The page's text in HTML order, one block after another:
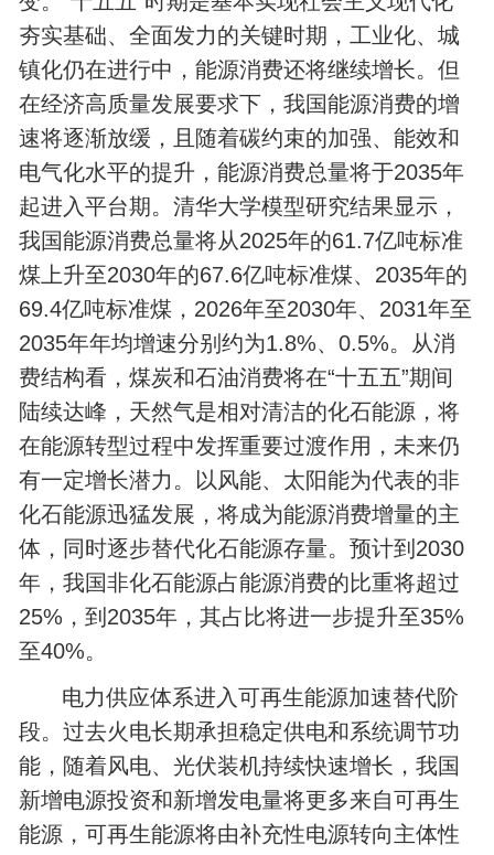
夯实基础、全面发力的关键时期，工业化、城
镇化仍在进行中，能源消费还将继续增长。但
在经济高质量发展要求下，我国能源消费的增
速将逐渐放缓，且随着碳约束的加强、能效和
电气化水平的提升，能源消费总量将于2035年
起进入平台期。清华大学模型研究结果显示，
我国能源消费总量将从2025年的61.7亿吨标准
煤上升至2030年的67.6亿吨标准煤、2035年的
69.4亿吨标准煤，2026年至2030年、2031年至
2035年年均增速分别约为1.8%、0.5%。从消
费结构看，煤炭和石油消费将在“十五五”期间
陆续达峰，天然气是相对清洁的化石能源，将
在能源转型过程中发挥重要过渡作用，未来仍
有一定增长潜力。以风能、太阳能为代表的非
化石能源迅猛发展，将成为能源消费增量的主
体，同时逐步替代化石能源存量。预计到2030
年，我国非化石能源占能源消费的比重将超过
25%，到2035年，其占比将进一步提升至35%
至40%。
电力供应体系进入可再生能源加速替代阶
段。过去火电长期承担稳定供电和系统调节功
能，随着风电、光伏装机持续快速增长，我国
新增电源投资和新增发电量将更多来自可再生
能源，可再生能源将由补充性电源转向主体性